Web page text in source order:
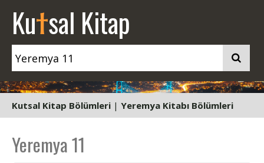
Kutsal Kitap
Kutsal Kitap Bölümleri | Yeremya Kitabı Bölümleri
Yeremya 11